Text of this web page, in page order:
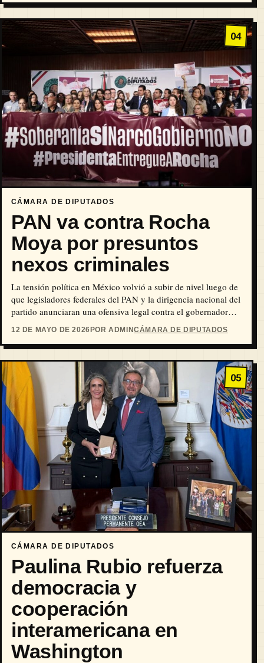
Campus Naranja, un ejercicio de simulación legislativa que
busca acercar a las nuevas generaciones a la política y al
proceso de creación de leyes.
04
CÁMARA DE DIPUTADOS
PAN va contra Rocha
Moya por presuntos
nexos criminales
La tensión política en México volvió a subir de nivel luego de
que legisladores federales del PAN y la dirigencia nacional del
partido anunciaran una ofensiva legal contra el gobernador
con licencia de Sinaloa, Rubén Rocha Moya, tras los
señalamientos sobre presuntos vínculos entre funcionarios
estatales y el crimen organizado.
12 DE MAYO DE 2026 POR ADMINCÁMARA DE DIPUTADOS
05
CÁMARA DE DIPUTADOS
Paulina Rubio refuerza
democracia y
cooperación
interamericana en
Washington